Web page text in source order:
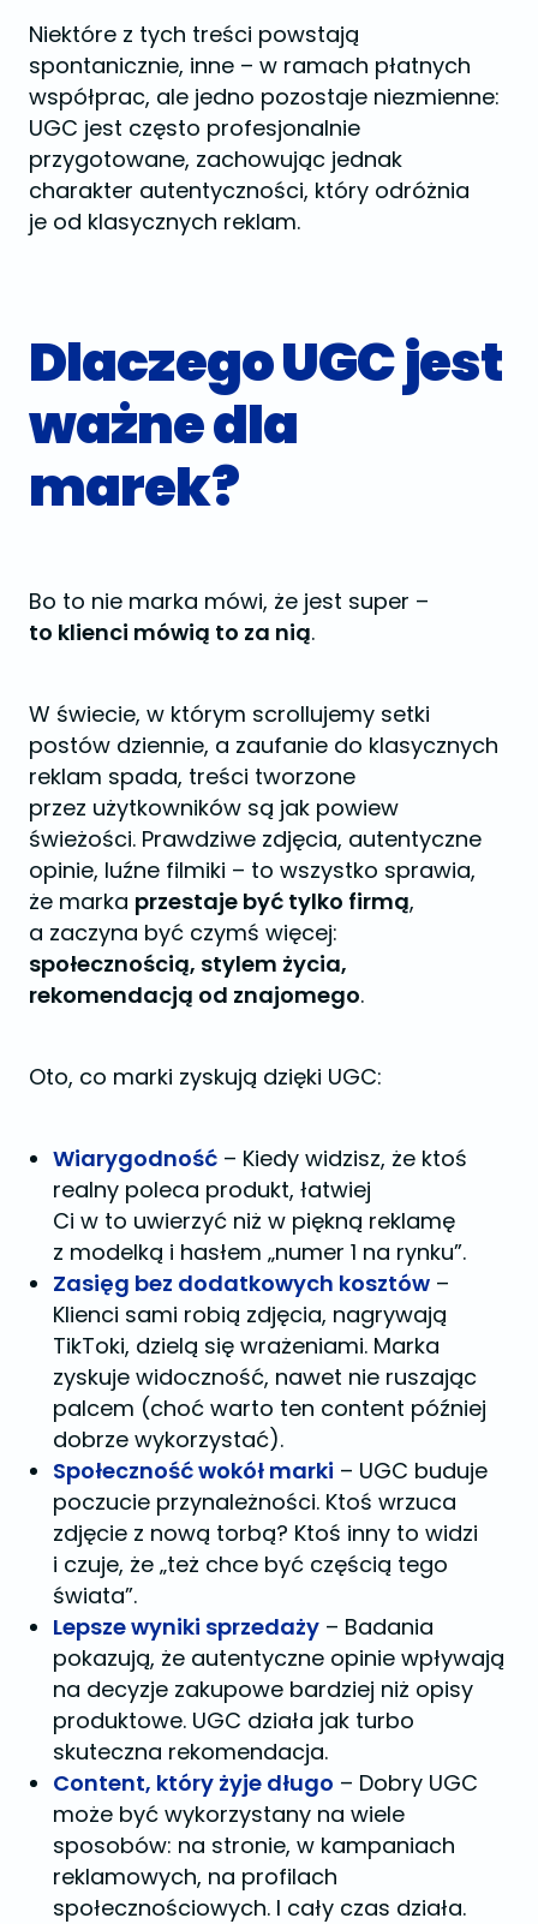
Niektóre z tych treści powstają
spontanicznie, inne – w ramach płatnych
współprac, ale jedno pozostaje niezmienne:
UGC jest często profesjonalnie
przygotowane, zachowując jednak
charakter autentyczności, który odróżnia
je od klasycznych reklam.
Dlaczego UGC jest
ważne dla
marek?
Bo to nie marka mówi, że jest super –
to klienci mówią to za nią.
W świecie, w którym scrollujemy setki
postów dziennie, a zaufanie do klasycznych
reklam spada, treści tworzone
przez użytkowników są jak powiew
świeżości. Prawdziwe zdjęcia, autentyczne
opinie, luźne filmiki – to wszystko sprawia,
że marka przestaje być tylko firmą,
a zaczyna być czymś więcej:
społecznością, stylem życia,
rekomendacją od znajomego.
Oto, co marki zyskują dzięki UGC:
Wiarygodność – Kiedy widzisz, że ktoś
realny poleca produkt, łatwiej
Ci w to uwierzyć niż w piękną reklamę
z modelką i hasłem „numer 1 na rynku”.
Zasięg bez dodatkowych kosztów –
Klienci sami robią zdjęcia, nagrywają
TikToki, dzielą się wrażeniami. Marka
zyskuje widoczność, nawet nie ruszając
palcem (choć warto ten content później
dobrze wykorzystać).
Społeczność wokół marki – UGC buduje
poczucie przynależności. Ktoś wrzuca
zdjęcie z nową torbą? Ktoś inny to widzi
i czuje, że „też chce być częścią tego
świata”.
Lepsze wyniki sprzedaży – Badania
pokazują, że autentyczne opinie wpływają
na decyzje zakupowe bardziej niż opisy
produktowe. UGC działa jak turbo
skuteczna rekomendacja.
Content, który żyje długo – Dobry UGC
może być wykorzystany na wiele
sposobów: na stronie, w kampaniach
reklamowych, na profilach
społecznościowych. I cały czas działa.